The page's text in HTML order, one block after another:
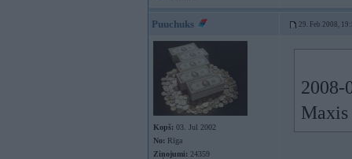
Puuchuks 29. Feb 2008,
Kopš: 03. Jul 2002
No: Rīga
Ziņojumi: 24359
2008-
Maxis